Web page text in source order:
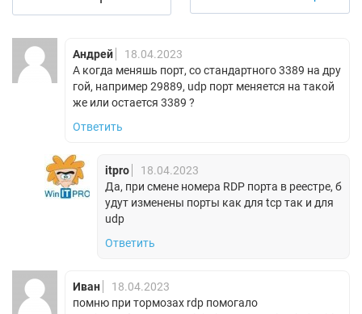
Андрей
18.04.2023
А когда меняшь порт, со стандартного 3389 на дру
гой, например 29889, udp порт меняется на такой
же или остается 3389 ?
Ответить
itpro
18.04.2023
Да, при смене номера RDP порта в реестре, б
удут изменены порты как для tcp так и для
udp
Ответить
Иван
18.04.2023
помню при тормозах rdp помогало